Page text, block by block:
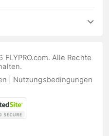
Alle Rechte
Nutzungsbedingungen